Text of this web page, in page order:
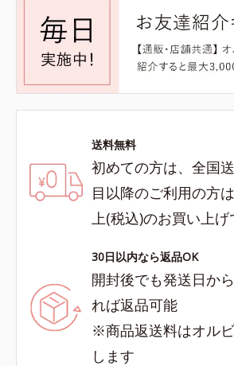
送料無料
初めての方は、全国
目以降のご利用の方
上(税込)のお買い上
30日以内なら返品OK
開封後でも発送日か
れば返品可能
※商品返送料はオル
します